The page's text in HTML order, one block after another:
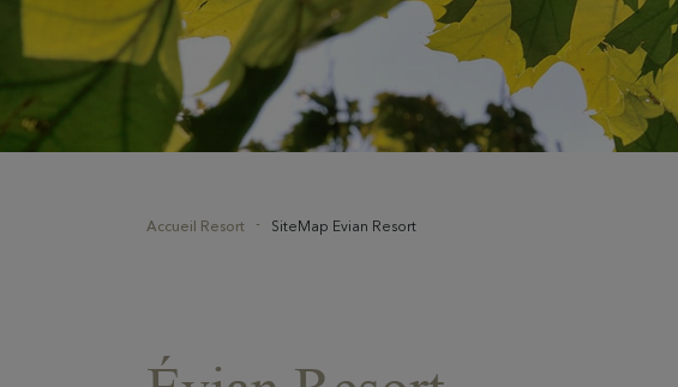
Accueil Resort SiteMap Evian Resort